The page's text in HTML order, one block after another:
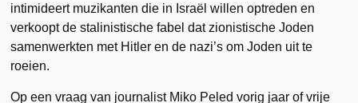
intimideert muzikanten die in Israël willen optreden en
verkoopt de stalinistische fabel dat zionistische Joden
samenwerkten met Hitler en de nazi’s om Joden uit te
roeien.
Op een vraag van journalist Miko Peled vorig jaar of vrije